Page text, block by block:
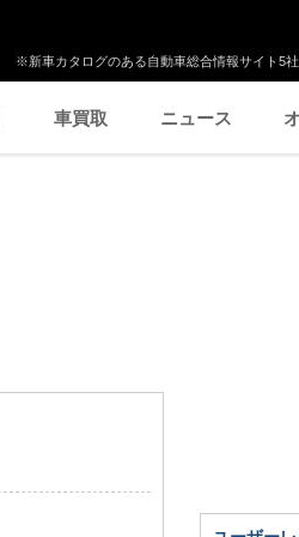
※新車カタログのある自動車総合情報サイト5
車買取 ニュース